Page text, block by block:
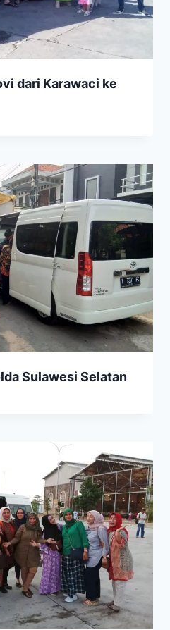
dari Karawaci ke
Sulawesi Selatan